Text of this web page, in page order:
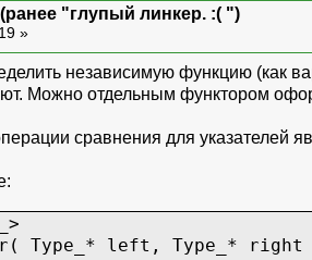
"глупый линкер. :( ")
»
независимую функцию (как
Можно отдельным функтором
сравнения для указателей
Type_* left, Type_* right